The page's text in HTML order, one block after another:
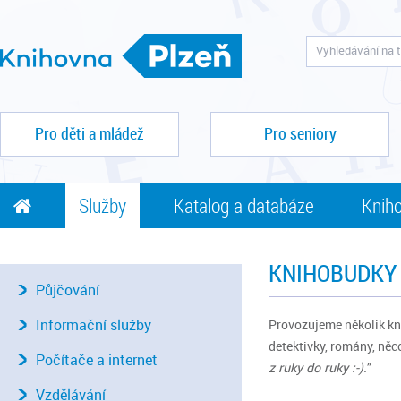
Pro děti a mládež Pro seniory
Služby Katalog a databáze
KNIHOBUDKY
Provozujeme několik
detektivky, romány,
z ruky do ruky :-)."
Půjčování
Informační služby
Počítače a internet
Vzdělávání